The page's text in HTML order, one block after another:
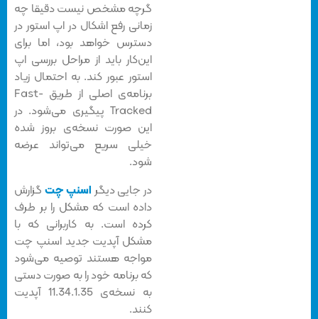
گرچه مشخص نیست دقیقا چه
زمانی رفع اشکال در اپ استور در
دسترس خواهد بود، اما برای
این‌کار باید از مراحل بررسی اپ
استور عبور کند. به احتمال زیاد
برنامه‌ی اصلی از طریق Fast-
Tracked پیگیری می‌شود. در
این صورت نسخه‌ی بروز شده
خیلی سریع می‌تواند عرضه
شود.
در جایی دیگراسنپ چتگزارش
داده است که مشکل را بر طرف
کرده است. به کاربرانی که با
مشکل آپدیت جدید اسنپ چت
مواجه هستند توصیه می‌شود
که برنامه خود را به صورت دستی
به نسخه‌ی 11.34.1.35 آپدیت
کنند.